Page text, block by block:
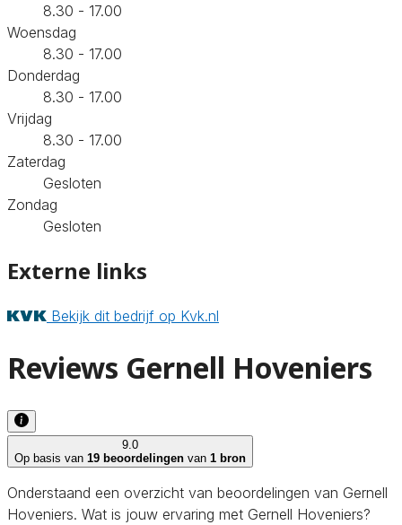
8.30 - 17.00
Woensdag
8.30 - 17.00
Donderdag
8.30 - 17.00
Vrijdag
8.30 - 17.00
Zaterdag
Gesloten
Zondag
Gesloten
Externe links
Bekijk dit bedrijf op Kvk.nl
Reviews Gernell Hoveniers
9.0
Op basis van 19 beoordelingen van 1 bron
Onderstaand een overzicht van beoordelingen van Gernell
Hoveniers. Wat is jouw ervaring met Gernell Hoveniers?